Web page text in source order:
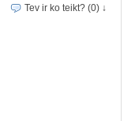
Tev ir ko teikt? (0) ↓